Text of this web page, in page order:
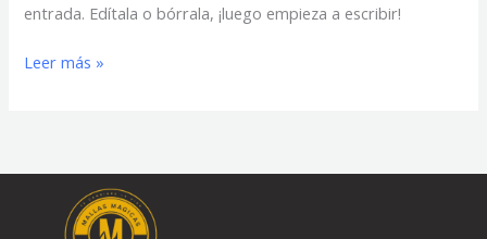
entrada. Edítala o bórrala, ¡luego empieza a escribir!
Leer más »